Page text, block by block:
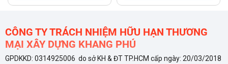
Thiết kế Inox cao cấp và kích thước tối ưu cho gian
bếp hiện đại
CÔNG TY TRÁCH NHIỆM HỮU HẠN THƯƠNG
MẠI XÂY DỰNG KHANG PHÚ
GPDKKD: 0314925006 do sở KH & ĐT TP.HCM cấp ngày: 20/03/2018